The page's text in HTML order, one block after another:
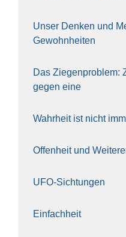
Unser Den­ken und
Gewohn­hei­ten
Das Zie­gen­pro­blem:
gegen eine
Wahr­heit ist nicht
Offen­heit und
UFO-Sich­tun­gen
Ein­fach­heit